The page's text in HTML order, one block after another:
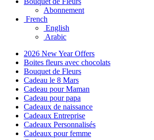
Abonnement
French
English
Arabic
2026 New Year Offers
Boites fleurs avec chocolats
Bouquet de Fleurs
Cadeau le 8 Mars
Cadeau pour Maman
Cadeau pour papa
Cadeaux de naissance
Cadeaux Entreprise
Cadeaux Personnalisés
Cadeaux pour femme